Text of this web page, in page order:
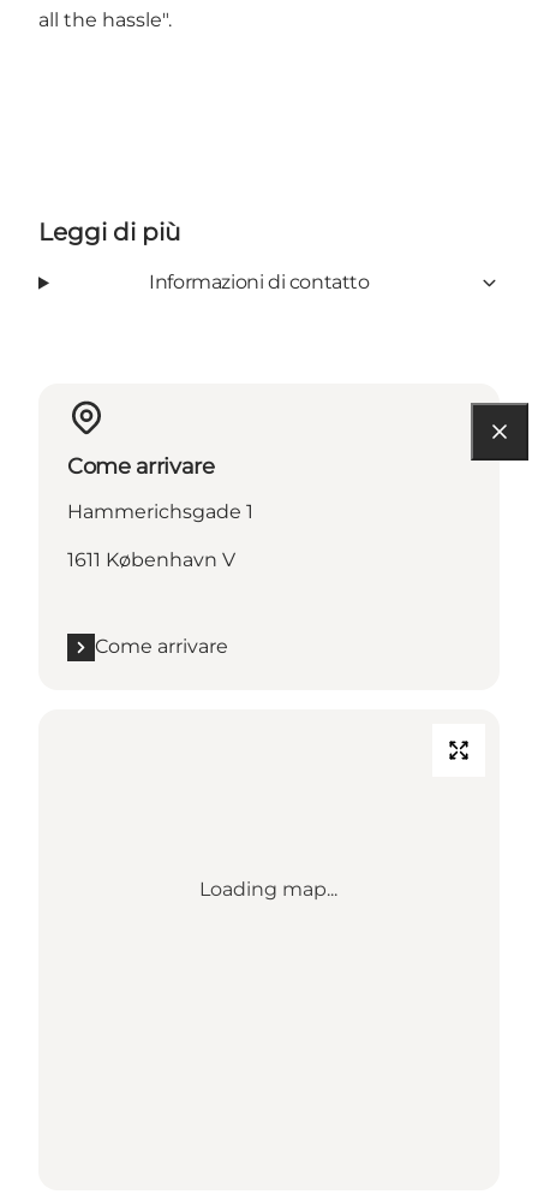
all the hassle".
Leggi di più
Informazioni di contatto
Come arrivare
Hammerichsgade 1
1611 København V
Come arrivare
Loading map...